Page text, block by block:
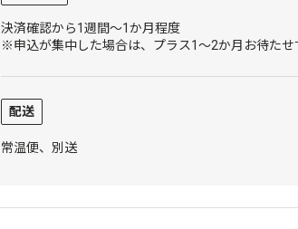
決済確認から1週間～1か月程度
※申込が集中した場合は、プラス1～2か月お待たせ
配送
常温便、別送